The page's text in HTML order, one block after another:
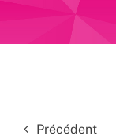
Précédent